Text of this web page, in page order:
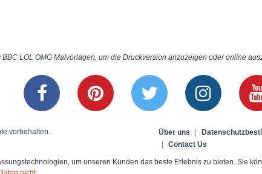
BBC LOL OMG Malvorlagen, um die Druckversion anzuzeigen oder online
vorbehalten. Über uns |
|
Contact Us
um unseren Kunden das beste Erlebnis zu bieten. Sie